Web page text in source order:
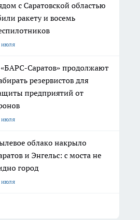
с Саратовской областью
ракету и восемь
июля
Саратов» продолжают
резервистов для
предприятий от
июля
облако накрыло
и Энгельс: с моста не
город
июля